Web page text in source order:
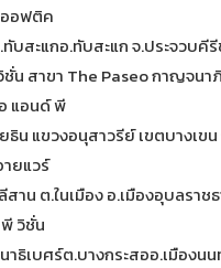
อฟติค
ทับสะแกอ.ทับสะแก จ.ประจวบคี
ชั่น สาขา The Paseo กาญจนา
แอนด์ พี
ธิน แขวงอนุสาวรีย์ เขตบางเข
ยแวร์
าน ต.ในเมือง อ.เมืองอุบลรา
วิชั่น
ธิเบศร์ต.บางกระสออ.เมืองน